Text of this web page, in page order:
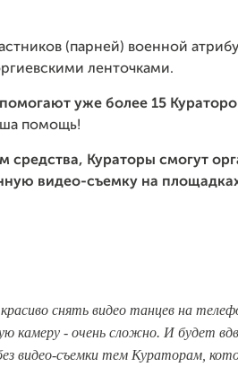
(парней) военной
ленточками.
уже более 15
помощь!
средства, Кураторы смогут
видео-съемку на
снять видео танцев на
камеру - очень сложно. И будет
видео-съемки тем Кураторам,